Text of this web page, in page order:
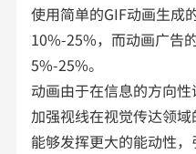
使用简单的GIF动画生成
10%-25%，而动画广告
5%-25%。
动画由于在信息的方向
加强视线在视觉传达领
能够发挥更大的能动性